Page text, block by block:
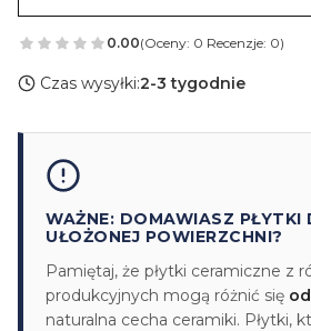
0.00(Oceny: 0 Recenzje: 0)
Czas wysyłki:2-3 tygodnie
WAŻNE: DOMAWIASZ PŁYTKI
UŁOŻONEJ POWIERZCHNI?
Pamiętaj, że płytki ceramiczne z
produkcyjnych mogą różnić się
naturalna cecha ceramiki. Płytki,